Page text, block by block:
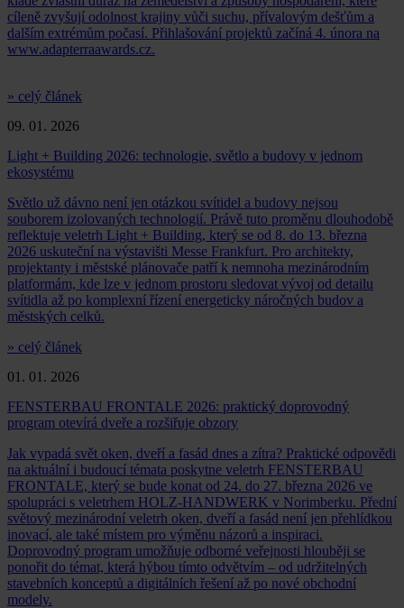
cíleně zvyšují odolnost krajiny vůči suchu, přívalovým dešťům a
dalším extrémům počasí. Přihlašování projektů začíná 4. února na
www.adapterraawards.cz.
» celý článek
09. 01. 2026
Light + Building 2026: technologie, světlo a budovy v jednom
ekosystému
Světlo už dávno není jen otázkou svítidel a budovy nejsou
souborem izolovaných technologií. Právě tuto proměnu dlouhodobě
reflektuje veletrh Light + Building, který se od 8. do 13. března
2026 uskuteční na výstavišti Messe Frankfurt. Pro architekty,
projektanty i městské plánovače patří k nemnoha mezinárodním
platformám, kde lze v jednom prostoru sledovat vývoj od detailu
svítidla až po komplexní řízení energeticky náročných budov a
městských celků.
» celý článek
01. 01. 2026
FENSTERBAU FRONTALE 2026: praktický doprovodný
program otevírá dveře a rozšiřuje obzory
Jak vypadá svět oken, dveří a fasád dnes a zítra? Praktické odpovědi
na aktuální i budoucí témata poskytne veletrh FENSTERBAU
FRONTALE, který se bude konat od 24. do 27. března 2026 ve
spolupráci s veletrhem HOLZ-HANDWERK v Norimberku. Přední
světový mezinárodní veletrh oken, dveří a fasád není jen přehlídkou
inovací, ale také místem pro výměnu názorů a inspiraci.
Doprovodný program umožňuje odborné veřejnosti hlouběji se
ponořit do témat, která hýbou tímto odvětvím – od udržitelných
stavebních konceptů a digitálních řešení až po nové obchodní
modely.